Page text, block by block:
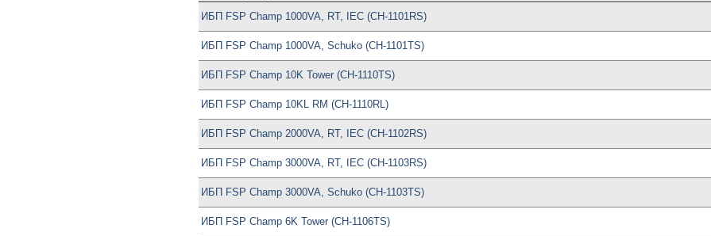
ИБП FSP Champ 1000VA, RT, IEC (CH-1101RS)
ИБП FSP Champ 1000VA, Schuko (CH-1101TS)
ИБП FSP Champ 10K Tower (CH-1110TS)
ИБП FSP Champ 10KL RM (CH-1110RL)
ИБП FSP Champ 2000VA, RT, IEC (CH-1102RS)
ИБП FSP Champ 3000VA, RT, IEC (CH-1103RS)
ИБП FSP Champ 3000VA, Schuko (CH-1103TS)
ИБП FSP Champ 6K Tower (CH-1106TS)